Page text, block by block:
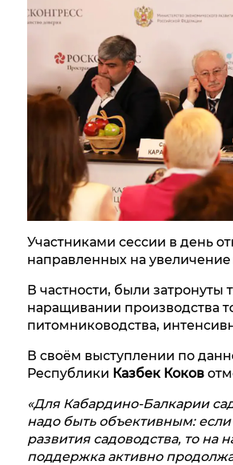
Участниками сессии в день
направленных на увеличение
В частности, были
наращивании производства
питомниководства,
В своём выступлении по
Республики Казбек Коков
«Для Кабардино-Балкарии
надо быть объективным:
развития садоводства, то на
поддержка активно